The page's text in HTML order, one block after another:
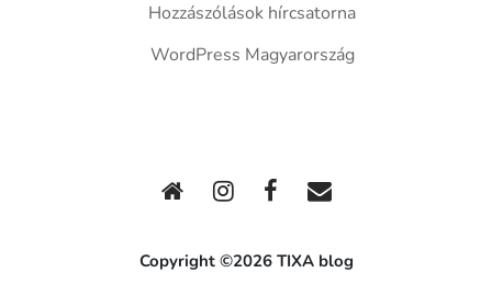
Hozzászólások hírcsatorna
WordPress Magyarország
Copyright ©2026 TIXA blog